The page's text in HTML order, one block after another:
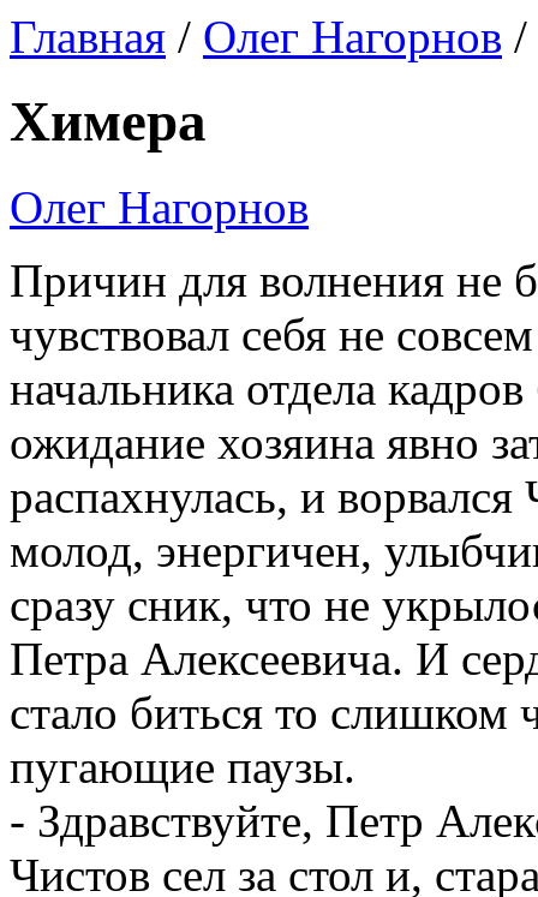
Главная / Олег Нагорнов /
Химера
Олег Нагорнов
Причин для волнения не
чувствовал себя не
начальника отдела
ожидание хозяина явно
распахнулась, и
молод, энергичен,
сразу сник, что не
Петра Алексеевича. И
стало биться то слишком
пугающие паузы.
- Здравствуйте, Петр
Чистов сел за стол и,